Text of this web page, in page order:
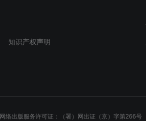
知识产权声明
网络出版服务许可证：（署）网出证（京）字第266号